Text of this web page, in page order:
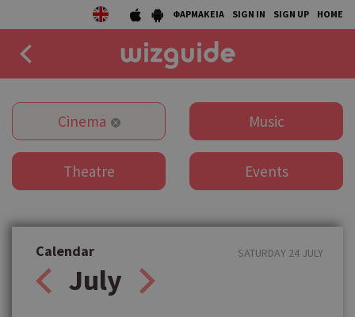
ΦΑΡΜΑΚΕΙΑ SIGN IN SIGN UP HOME
DRINK
COLLECTIONS
STORIES
Cinema Music
Theatre Events
Calendar
July
SATURDAY 24 JULY